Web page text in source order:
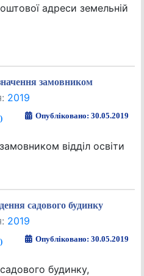
адреси земельній
замовником
2019
Опубліковано: 30.05.2019
відділ освіти
садового будинку
2019
Опубліковано: 30.05.2019
будинку,